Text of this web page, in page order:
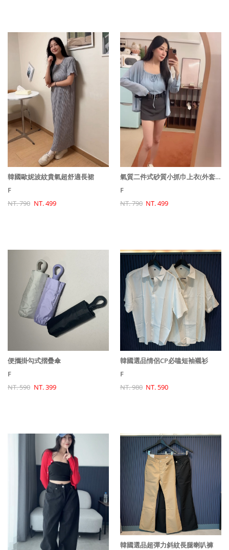
韓國歐妮波紋貴氣超舒適長裙
F
NT. 790 NT. 499
氣質二件式砂質小抓巾上衣(外套+背心)
F
NT. 790 NT. 499
便攜掛勾式摺疊傘
F
NT. 590 NT. 399
韓國選品情侶CP必嗑短袖襯衫
F
NT. 980 NT. 590
韓國選品超彈力斜紋長腿喇叭褲